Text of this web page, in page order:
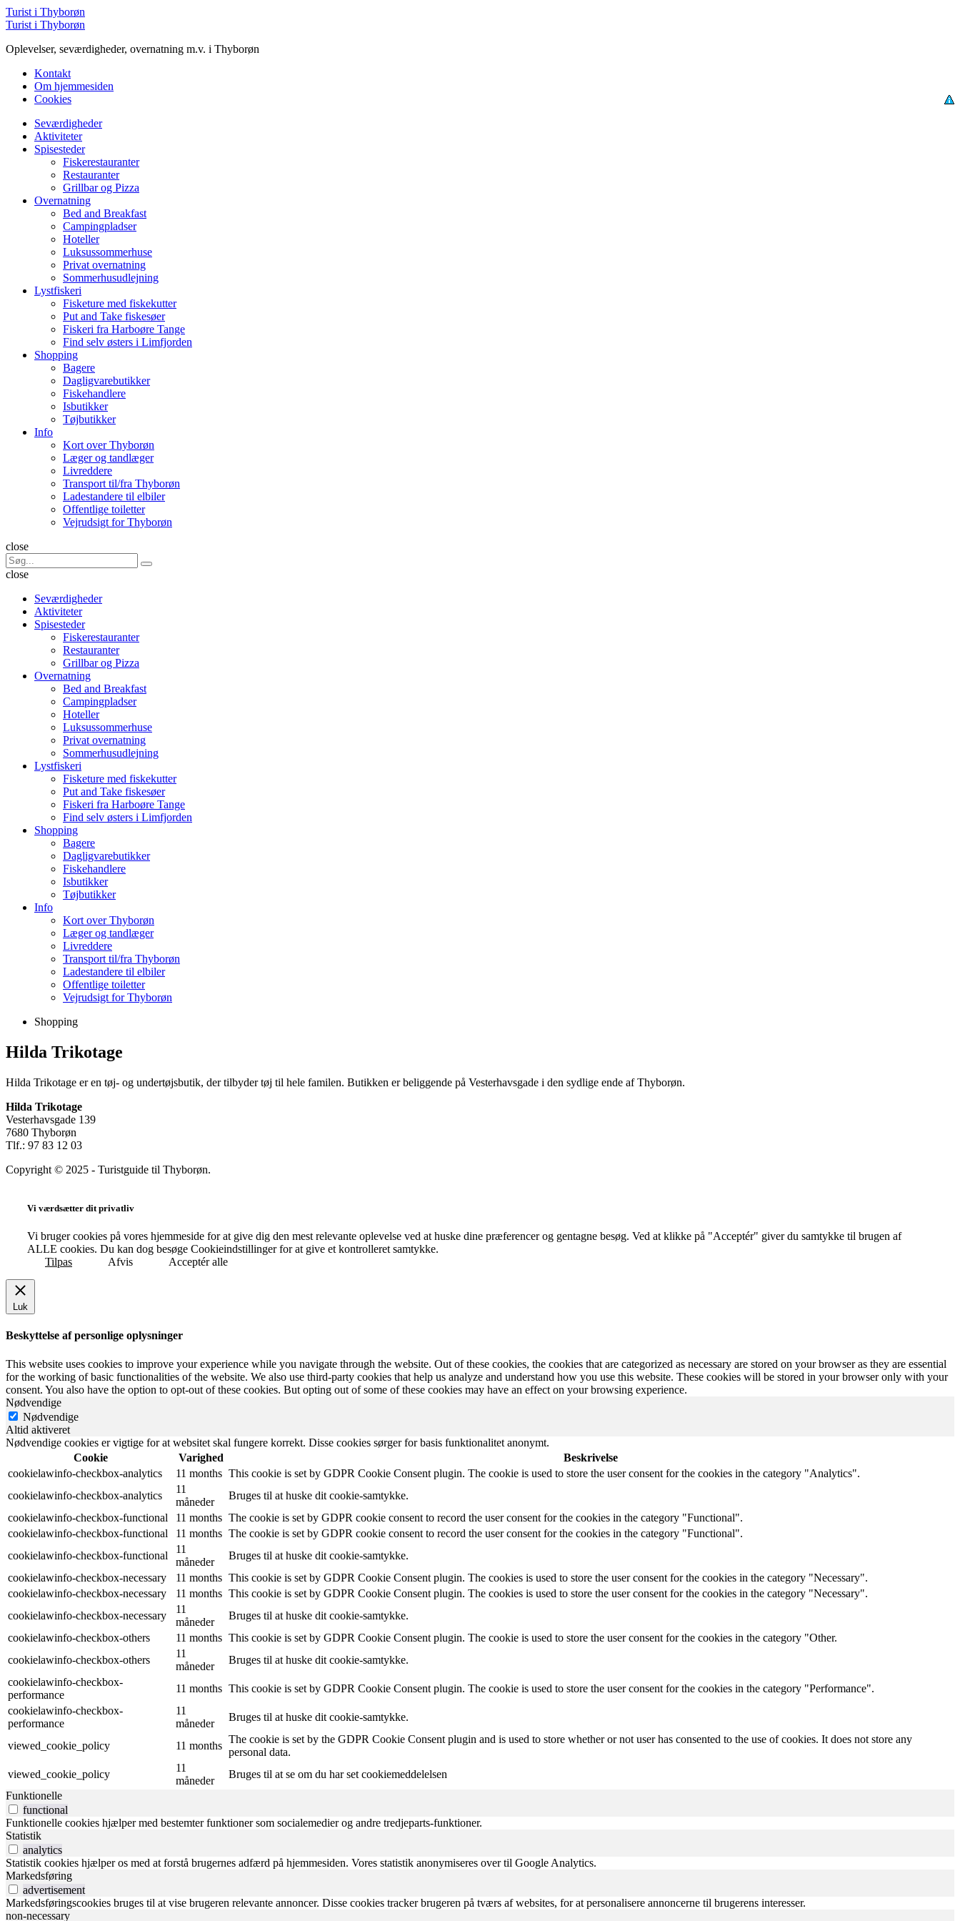
Menu
Turist i Thyborøn
Søg
Turist i Thyborøn
Oplevelser, seværdigheder, overnatning m.v. i Thyborøn
Kontakt
Om hjemmesiden
Cookies
Menu
Seværdigheder
Aktiviteter
Spisesteder
Fiskerestauranter
Restauranter
Grillbar og Pizza
Overnatning
Bed and Breakfast
Campingpladser
Hoteller
Luksussommerhuse
Privat overnatning
Sommerhusudlejning
Lystfiskeri
Fisketure med fiskekutter
Put and Take fiskesøer
Fiskeri fra Harboøre Tange
Find selv østers i Limfjorden
Shopping
Bagere
Dagligvarebutikker
Fiskehandlere
Isbutikker
Tøjbutikker
Info
Kort over Thyborøn
Læger og tandlæger
Livreddere
Transport til/fra Thyborøn
Ladestandere til elbiler
Offentlige toiletter
Vejrudsigt for Thyborøn
Søg
close
Search
for:
Søg
close
Seværdigheder
Aktiviteter
Spisesteder
Fiskerestauranter
Restauranter
Grillbar og Pizza
Overnatning
Bed and Breakfast
Campingpladser
Hoteller
Luksussommerhuse
Privat overnatning
Sommerhusudlejning
Lystfiskeri
Fisketure med fiskekutter
Put and Take fiskesøer
Fiskeri fra Harboøre Tange
Find selv østers i Limfjorden
Shopping
Bagere
Dagligvarebutikker
Fiskehandlere
Isbutikker
Tøjbutikker
Info
Kort over Thyborøn
Læger og tandlæger
Livreddere
Transport til/fra Thyborøn
Ladestandere til elbiler
Offentlige toiletter
Vejrudsigt for Thyborøn
CategoriesShopping
Hilda Trikotage
Hilda Trikotage er en tøj- og undertøjsbutik, der tilbyder tøj til hele familen. Butikken er beliggende på Vesterhavsgade i den sydlige ende af Thyborøn.
Hilda Trikotage
Vesterhavsgade 139
7680 Thyborøn
Tlf.: 97 83 12 03
Copyright © 2025 - Turistguide til Thyborøn.
Vi værdsætter dit privatliv
Vi bruger cookies på vores hjemmeside for at give dig den mest relevante oplevelse ved at huske dine præferencer og gentagne besøg. Ved at klikke på "Acceptér" giver du samtykke til brugen af
ALLE cookies. Du kan dog besøge Cookieindstillinger for at give et kontrolleret samtykke.
Tilpas
Afvis Acceptér alle
Luk
Beskyttelse af personlige oplysninger
This website uses cookies to improve your experience while you navigate through the website. Out of these cookies, the cookies that are categorized as necessary are stored on your browser as they are essential
for the working of basic functionalities of the website. We also use third-party cookies that help us analyze and understand how you use this website. These cookies will be stored in your browser only with your
consent. You also have the option to opt-out of these cookies. But opting out of some of these cookies may have an effect on your browsing experience.
Nødvendige
Nødvendige
Altid aktiveret
Nødvendige cookies er vigtige for at websitet skal fungere korrekt. Disse cookies sørger for basis funktionalitet anonymt.
Cookie
Varighed
Beskrivelse
cookielawinfo-checkbox-analytics
11 months This cookie is set by GDPR Cookie Consent plugin. The cookie is used to store the user consent for the cookies in the category "Analytics".
cookielawinfo-checkbox-analytics
11
måneder
Bruges til at huske dit cookie-samtykke.
cookielawinfo-checkbox-functional
11 months The cookie is set by GDPR cookie consent to record the user consent for the cookies in the category "Functional".
cookielawinfo-checkbox-functional
11 months The cookie is set by GDPR cookie consent to record the user consent for the cookies in the category "Functional".
cookielawinfo-checkbox-functional
11
måneder
Bruges til at huske dit cookie-samtykke.
cookielawinfo-checkbox-necessary
11 months This cookie is set by GDPR Cookie Consent plugin. The cookies is used to store the user consent for the cookies in the category "Necessary".
cookielawinfo-checkbox-necessary
11 months This cookie is set by GDPR Cookie Consent plugin. The cookies is used to store the user consent for the cookies in the category "Necessary".
cookielawinfo-checkbox-necessary
11
måneder
Bruges til at huske dit cookie-samtykke.
cookielawinfo-checkbox-others
11 months This cookie is set by GDPR Cookie Consent plugin. The cookie is used to store the user consent for the cookies in the category "Other.
cookielawinfo-checkbox-others
11
måneder
Bruges til at huske dit cookie-samtykke.
cookielawinfo-checkbox-
performance
11 months This cookie is set by GDPR Cookie Consent plugin. The cookie is used to store the user consent for the cookies in the category "Performance".
cookielawinfo-checkbox-
performance
11
måneder
Bruges til at huske dit cookie-samtykke.
viewed_cookie_policy 11 months
The cookie is set by the GDPR Cookie Consent plugin and is used to store whether or not user has consented to the use of cookies. It does not store any
personal data.
viewed_cookie_policy
11
måneder
Bruges til at se om du har set cookiemeddelelsen
Funktionelle
functional
Funktionelle cookies hjælper med bestemter funktioner som socialemedier og andre tredjeparts-funktioner.
Statistik
analytics
Statistik cookies hjælper os med at forstå brugernes adfærd på hjemmesiden. Vores statistik anonymiseres over til Google Analytics.
Markedsføring
advertisement
Markedsføringscookies bruges til at vise brugeren relevante annoncer. Disse cookies tracker brugeren på tværs af websites, for at personalisere annoncerne til brugerens interesser.
non-necessary